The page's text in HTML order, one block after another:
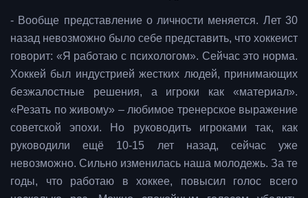
- Вообще представление о личности меняется. Лет 30
назад невозможно было себе представить, что хоккеист
говорит: «Я работаю с психологом». Сейчас это норма.
Хоккей был индустрией жестких людей, принимающих
безжалостные решения, а игроки как «материал».
«Резать по живому» – любимое тренерское выражение
советской эпохи. Но руководить игроками так, как
руководили ещё 10-15 лет назад, сейчас уже
невозможно. Сильно изменилась наша молодежь. За те
годы, что работаю в хоккее, повысил голос всего